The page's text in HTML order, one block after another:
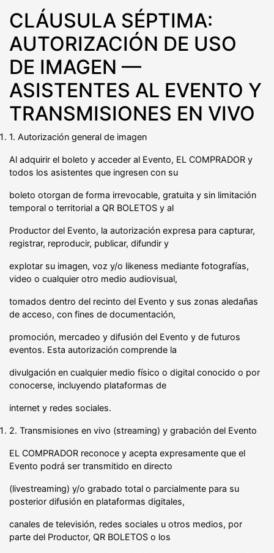
CLÁUSULA SÉPTIMA:
AUTORIZACIÓN DE USO
DE IMAGEN —
ASISTENTES AL EVENTO Y
TRANSMISIONES EN VIVO
1. Autorización general de imagen
Al adquirir el boleto y acceder al Evento, EL COMPRADOR y
todos los asistentes que ingresen con su
boleto otorgan de forma irrevocable, gratuita y sin limitación
temporal o territorial a QR BOLETOS y al
Productor del Evento, la autorización expresa para capturar,
registrar, reproducir, publicar, difundir y
explotar su imagen, voz y/o likeness mediante fotografías,
video o cualquier otro medio audiovisual,
tomados dentro del recinto del Evento y sus zonas aledañas
de acceso, con fines de documentación,
promoción, mercadeo y difusión del Evento y de futuros
eventos. Esta autorización comprende la
divulgación en cualquier medio físico o digital conocido o por
conocerse, incluyendo plataformas de
internet y redes sociales.
2. Transmisiones en vivo (streaming) y grabación del Evento
EL COMPRADOR reconoce y acepta expresamente que el
Evento podrá ser transmitido en directo
(livestreaming) y/o grabado total o parcialmente para su
posterior difusión en plataformas digitales,
canales de televisión, redes sociales u otros medios, por
parte del Productor, QR BOLETOS o los